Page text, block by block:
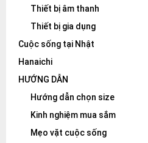
Thiết bị âm thanh
Thiết bị gia dụng
Cuộc sống tại Nhật
Hanaichi
HƯỚNG DẪN
Hướng dẫn chọn size
Kinh nghiệm mua sắm
Mẹo vặt cuộc sống